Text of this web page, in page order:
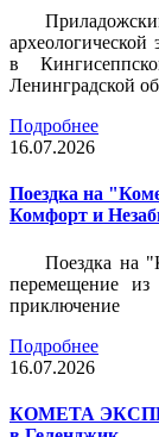
в
Ленинградской
Подробнее
16.07.2026
Поездка на
Комфорт и
Поездка на
перемещение
приключение
Подробнее
16.07.2026
КОМЕТА